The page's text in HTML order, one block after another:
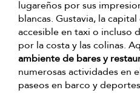
lugareños por sus
blancas. Gustavia, la
accesible en taxi o incluso
por la costa y las colinas.
ambiente de bares y
numerosas actividades en
paseos en barco y